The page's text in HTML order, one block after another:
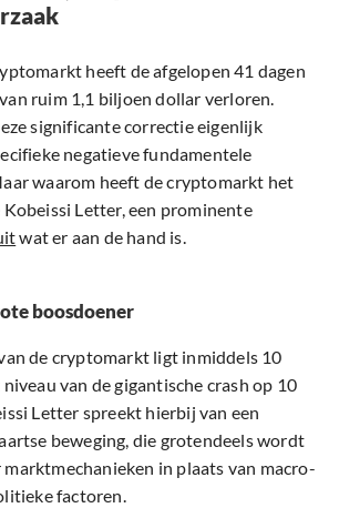
heeft de afgelopen 41 dagen
ruim 1,1 biljoen dollar verloren.
significante correctie eigenlijk
negatieve fundamentele
waarom heeft de cryptomarkt het
Kobeissi Letter, een prominente
wat er aan de hand is.
boosdoener
de cryptomarkt ligt inmiddels 10
van de gigantische crash op 10
Letter spreekt hierbij van een
beweging, die grotendeels wordt
in plaats van macro-
factoren.